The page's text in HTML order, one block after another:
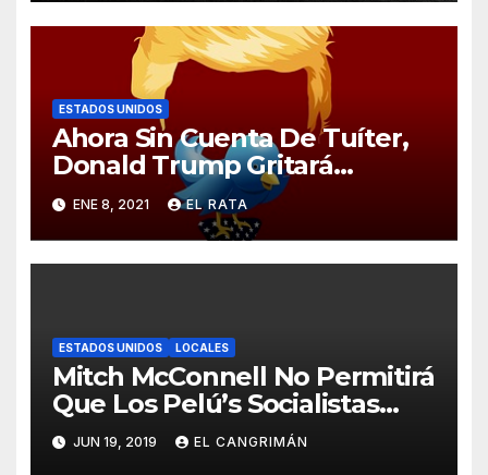
ESTADOS UNIDOS
Ahora Sin Cuenta De Tuíter,
Donald Trump Gritará
Barrabasadas Desde Una
Tumbacocos
ENE 8, 2021 EL RATA
ESTADOS UNIDOS LOCALES
Mitch McConnell No Permitirá
Que Los Pelú’s Socialistas
Comunistas Del PNP Logren
La Estadidad
JUN 19, 2019 EL CANGRIMÁN